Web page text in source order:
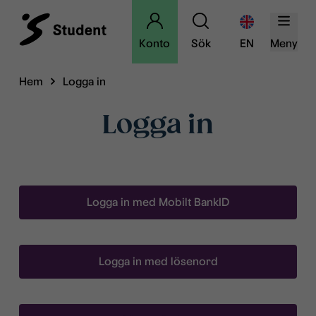
Konto Sök EN Meny
Hem Logga in
Logga in
Logga in med Mobilt BankID
Logga in med lösenord